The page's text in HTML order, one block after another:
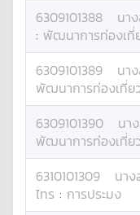
6309101388 นา
: พัฒนาการท่องเที่
6309101389 นา
พัฒนาการท่องเที่ยว
6309101390 นา
พัฒนาการท่องเที่ยว
6310101309 นาง
ไทร : การประมง